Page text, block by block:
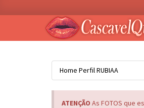
Home PerfilRUBIAA
ATENÇÃO As FOTOS que